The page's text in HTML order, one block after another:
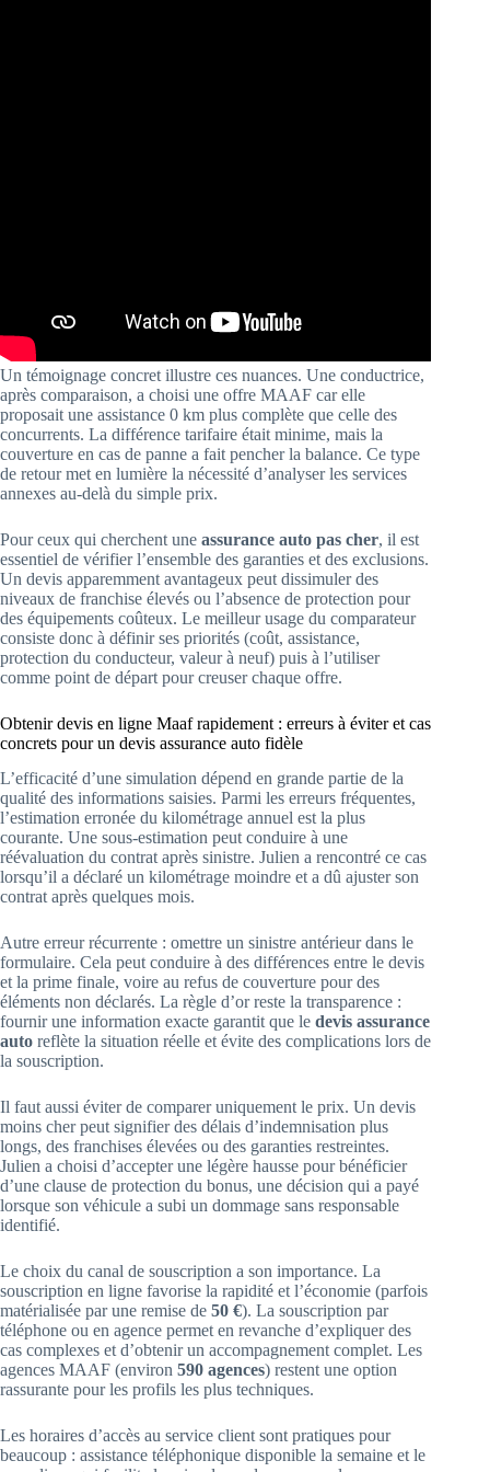
Un témoignage concret illustre ces nuances. Une conductrice,
après comparaison, a choisi une offre MAAF car elle
proposait une assistance 0 km plus complète que celle des
concurrents. La différence tarifaire était minime, mais la
couverture en cas de panne a fait pencher la balance. Ce type
de retour met en lumière la nécessité d’analyser les services
annexes au-delà du simple prix.
Pour ceux qui cherchent une assurance auto pas cher, il est
essentiel de vérifier l’ensemble des garanties et des exclusions.
Un devis apparemment avantageux peut dissimuler des
niveaux de franchise élevés ou l’absence de protection pour
des équipements coûteux. Le meilleur usage du comparateur
consiste donc à définir ses priorités (coût, assistance,
protection du conducteur, valeur à neuf) puis à l’utiliser
comme point de départ pour creuser chaque offre.
Obtenir devis en ligne Maaf rapidement : erreurs à éviter et cas
concrets pour un devis assurance auto fidèle
L’efficacité d’une simulation dépend en grande partie de la
qualité des informations saisies. Parmi les erreurs fréquentes,
l’estimation erronée du kilométrage annuel est la plus
courante. Une sous-estimation peut conduire à une
réévaluation du contrat après sinistre. Julien a rencontré ce cas
lorsqu’il a déclaré un kilométrage moindre et a dû ajuster son
contrat après quelques mois.
Autre erreur récurrente : omettre un sinistre antérieur dans le
formulaire. Cela peut conduire à des différences entre le devis
et la prime finale, voire au refus de couverture pour des
éléments non déclarés. La règle d’or reste la transparence :
fournir une information exacte garantit que le devis assurance
auto reflète la situation réelle et évite des complications lors de
la souscription.
Il faut aussi éviter de comparer uniquement le prix. Un devis
moins cher peut signifier des délais d’indemnisation plus
longs, des franchises élevées ou des garanties restreintes.
Julien a choisi d’accepter une légère hausse pour bénéficier
d’une clause de protection du bonus, une décision qui a payé
lorsque son véhicule a subi un dommage sans responsable
identifié.
Le choix du canal de souscription a son importance. La
souscription en ligne favorise la rapidité et l’économie (parfois
matérialisée par une remise de 50 €). La souscription par
téléphone ou en agence permet en revanche d’expliquer des
cas complexes et d’obtenir un accompagnement complet. Les
agences MAAF (environ 590 agences) restent une option
rassurante pour les profils les plus techniques.
Les horaires d’accès au service client sont pratiques pour
beaucoup : assistance téléphonique disponible la semaine et le